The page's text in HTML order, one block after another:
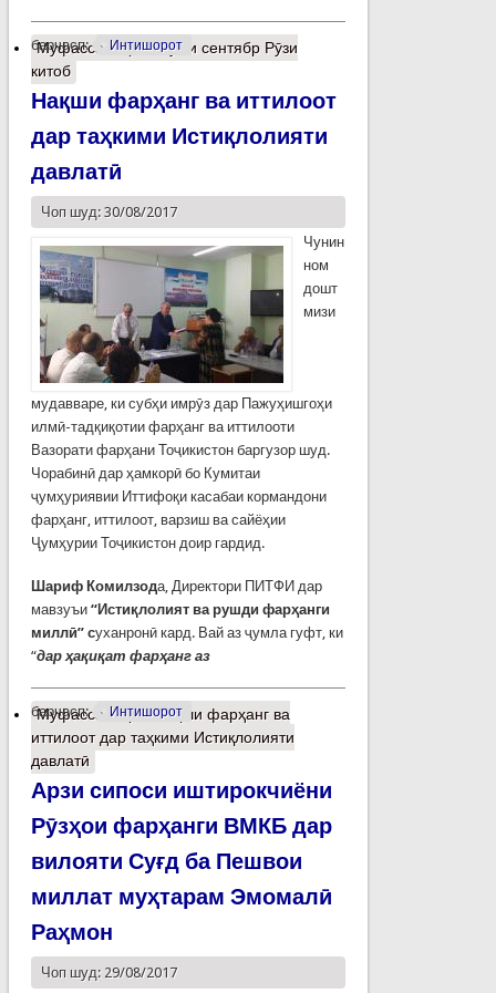
барчасп: Интишорот
Муфассалтаро 4-уми сентябр Рӯзи
китоб
Нақши фарҳанг ва иттилоот
дар таҳкими Истиқлолияти
давлатӣ
Чоп шуд: 30/08/2017
Чунин
ном
дошт
мизи
мудавваре, ки субҳи имрӯз дар Пажуҳишгоҳи
илмӣ-тадқиқотии фарҳанг ва иттилооти
Вазорати фарҳани Тоҷикистон баргузор шуд.
Чорабинӣ дар ҳамкорӣ бо Кумитаи
ҷумҳуриявии Иттифоқи касабаи кормандони
фарҳанг, иттилоот, варзиш ва сайёҳии
Ҷумҳурии Тоҷикистон доир гардид.
Шариф Комилзода, Директори ПИТФИ дар
мавзуъи “Истиқлолият ва рушди фарҳанги
миллӣ” суханронӣ кард. Вай аз ҷумла гуфт, ки
“дар ҳақиқат фарҳанг аз
барчасп: Интишорот
Муфассалтаро Нақши фарҳанг ва
иттилоот дар таҳкими Истиқлолияти
давлатӣ
Арзи сипоси иштирокчиёни
Рӯзҳои фарҳанги ВМКБ дар
вилояти Суғд ба Пешвои
миллат муҳтарам Эмомалӣ
Раҳмон
Чоп шуд: 29/08/2017